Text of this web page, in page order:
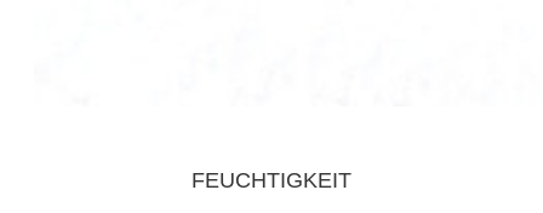
FEUCHTIGKEIT